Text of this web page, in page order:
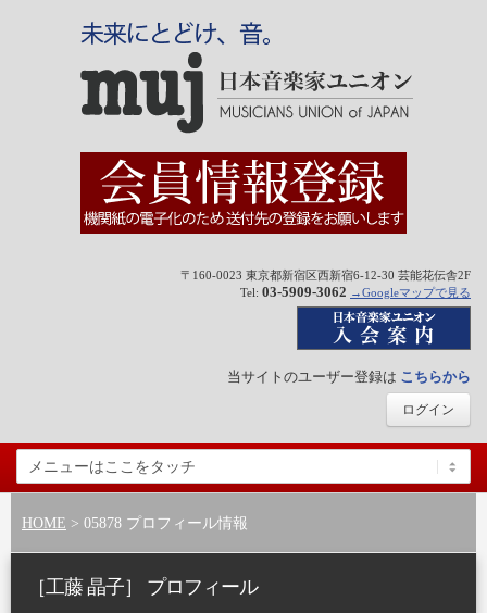
〒160-0023 東京都新宿区西新宿6-12-30 芸能花伝舎2F
Tel: 03-5909-3062 →Googleマップで見る
当サイトのユーザー登録は こちらから
ログイン
HOME > 05878 プロフィール情報
［工藤 晶子］ プロフィール